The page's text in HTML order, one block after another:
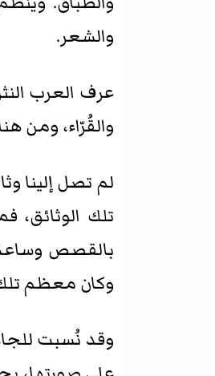
والشعر.
عرف العرب
والقُرّاء، ومن
لم تصل إلينا
تلك الوثائق،
بالقصص
وكان معظم
وقد نُسبت